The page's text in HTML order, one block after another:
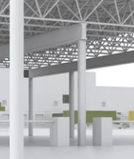
Ablauf der
Die Verzollung
Die
und Abwicklung